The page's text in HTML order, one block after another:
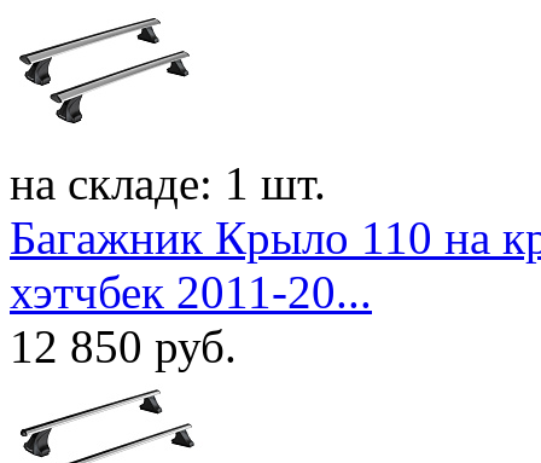
на складе: 1 шт.
Багажник Крыло 110 на
хэтчбек 2011-20...
12 850 руб.